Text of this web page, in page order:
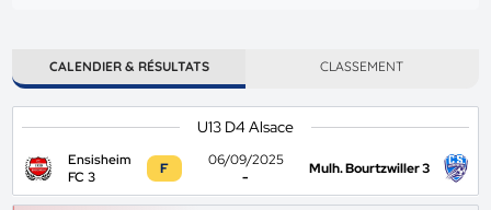
CALENDIER & RÉSULTATS CLASSEMENT
U13 D4 Alsace
Ensisheim
FC 3
F
06/09/2025
-
Mulh. Bourtzwiller 3